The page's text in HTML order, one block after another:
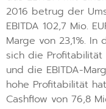
2016 betrug der
EBITDA 102,7 Mio.
Marge von 23,1%.
sich die
und die EBITDA-
hohe Profitabilität
Cashflow von 76,8